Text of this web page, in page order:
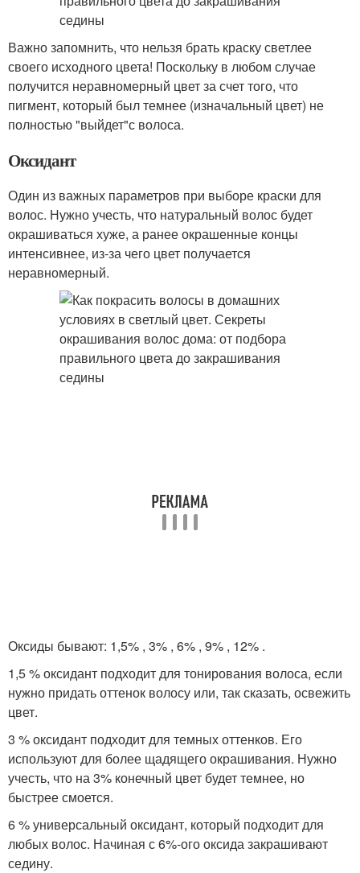
Важно запомнить, что нельзя брать краску светлее
своего исходного цвета! Поскольку в любом случае
получится неравномерный цвет за счет того, что
пигмент, который был темнее (изначальный цвет) не
полностью "выйдет"с волоса.
Оксидант
Один из важных параметров при выборе краски для
волос. Нужно учесть, что натуральный волос будет
окрашиваться хуже, а ранее окрашенные концы
интенсивнее, из-за чего цвет получается
неравномерный.
Оксиды бывают: 1,5% , 3% , 6% , 9% , 12% .
1,5 % оксидант подходит для тонирования волоса, если
нужно придать оттенок волосу или, так сказать, освежить
цвет.
3 % оксидант подходит для темных оттенков. Его
используют для более щадящего окрашивания. Нужно
учесть, что на 3% конечный цвет будет темнее, но
быстрее смоется.
6 % универсальный оксидант, который подходит для
любых волос. Начиная с 6%-ого оксида закрашивают
седину.